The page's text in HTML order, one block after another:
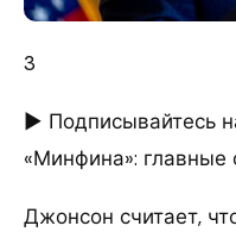
3
► Подписывайтесь
«Минфина»:
Джонсон считает,